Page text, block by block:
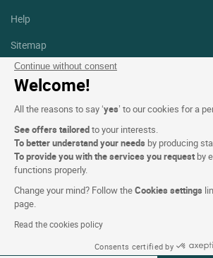
Continue without consent
Welcome!
All the reasons to say ‘yes’ to our cookies for a
See offers tailoredto your interests.
To better understand your needs by producing
To provide you with the services you request by
functions properly.
Change your mind? Follow theCookies settings
page.
Read the cookies policy
Consents certified by
Help
Sitemap
Foto's
Linkedin
Powered bySIWAY